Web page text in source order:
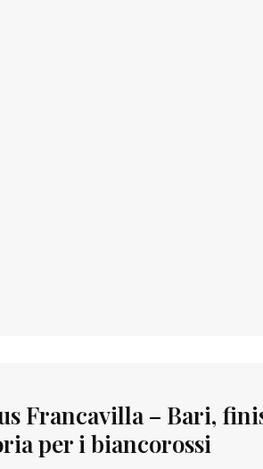
Francavilla – Bari,
per i biancorossi